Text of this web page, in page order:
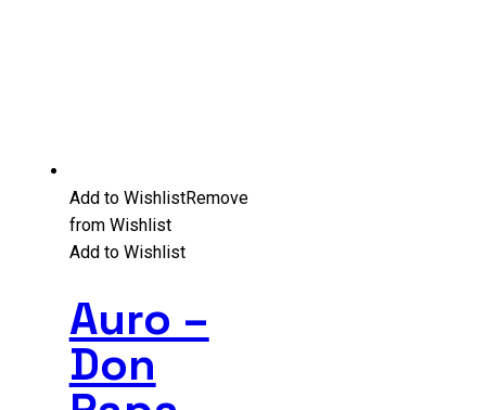
Add to WishlistRemove
from Wishlist
Add to Wishlist
Auro –
Don